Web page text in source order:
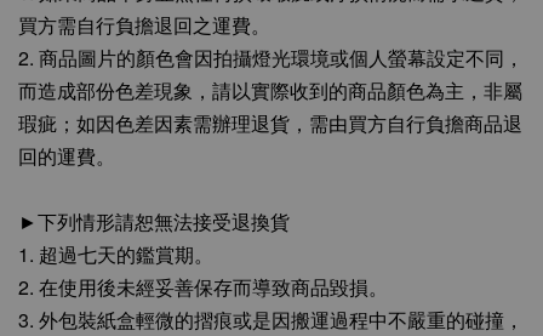
買方需自行負擔退回之運費。
2. 商品圖片的顏色會因拍攝燈光環境或個人螢幕設定不同，
而造成部份色差現象，請以實際收到的商品顏色為主，非屬
瑕疵；如因色差因素需辦理退貨，需由買方自行負擔商品退
回的運費。
►下列情形請恕無法接受退換貨
1. 超過七天的鑑賞期。
2. 在使用後未經妥善保存而導致商品毀損。
3. 外包裝紙盒輕微的摺痕或是因搬運過程中不嚴重的碰撞，